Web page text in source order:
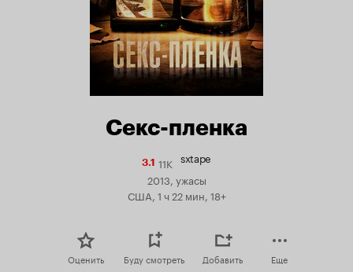
Секс-пленка
3.1Рейтинг
Кинопоиска
11K sxtape
2013, ужасы
США, 1 ч 22 мин, 18+
Оценить Буду смотреть Добавить Еще